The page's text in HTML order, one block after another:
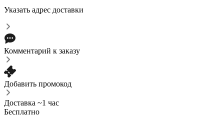
Указать адрес доставки
Комментарий к заказу
Добавить промокод
Доставка ~1 час
Бесплатно